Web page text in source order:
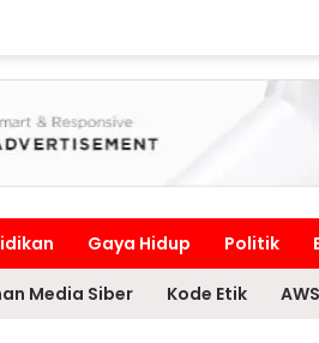
Gaya Hidup Politik
Media Siber Kode Etik